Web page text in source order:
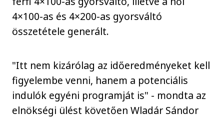
4×100-as és 4×200-as gyorsváltó
összetétele generált.
"Itt nem kizárólag az időeredményeket kell
figyelembe venni, hanem a potenciális
indulók egyéni programját is" - mondta az
elnökségi ülést követően Wladár Sándor